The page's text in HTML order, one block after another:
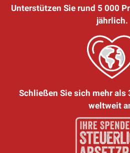
Unterstützen Sie rund 5 000
jährlich.
Schließen Sie sich mehr als
weltweit